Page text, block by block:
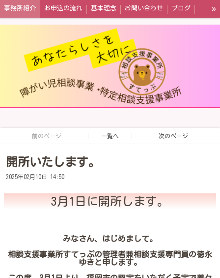
事務所紹介 お申込の流れ 基本理念 お問い合わせ ブログ
情報公開
»
前のページ 一覧へ 次のページ
開所いたします。
2025年02月10日 14:50
3月1日に開所します。
みなさん、はじめまして。
相談支援事業所すてっぷの管理者兼相談支援専門員の徳永
ゆきと申します。